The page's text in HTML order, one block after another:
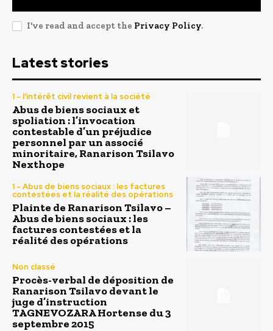
I've read and accept the Privacy Policy.
Latest stories
1 - l'intérêt civil revient à la société
Abus de biens sociaux et
spoliation : l’invocation
contestable d’un préjudice
personnel par un associé
minoritaire, Ranarison Tsilavo
Nexthope
1 - Abus de biens sociaux : les factures
contestées et la réalité des opérations
Plainte de Ranarison Tsilavo –
Abus de biens sociaux : les
factures contestées et la
réalité des opérations
Non classé
Procès-verbal de déposition de
Ranarison Tsilavo devant le
juge d’instruction
TAGNEVOZARA Hortense du 3
septembre 2015